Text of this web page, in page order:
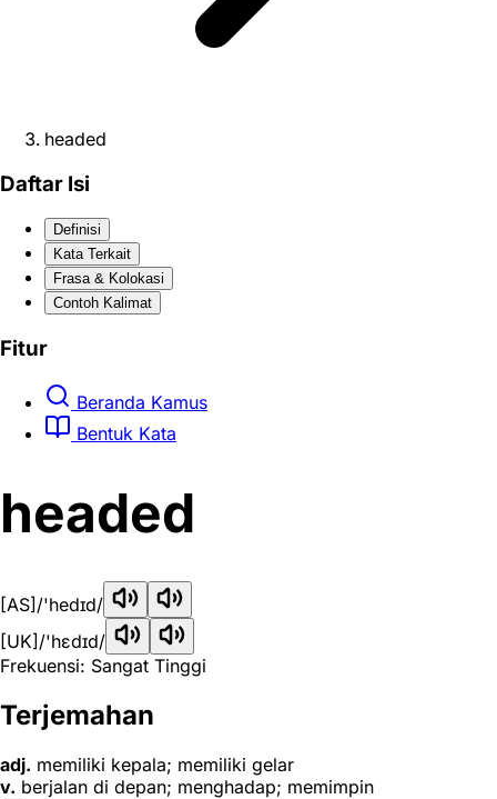
headed
Daftar Isi
Definisi
Kata Terkait
Frasa & Kolokasi
Contoh Kalimat
Fitur
Beranda Kamus
Bentuk Kata
headed
[AS] /'hedɪd/
[UK] /'hɛdɪd/
Frekuensi: Sangat Tinggi
Terjemahan
adj. memiliki kepala; memiliki gelar
v. berjalan di depan; menghadap; memimpin